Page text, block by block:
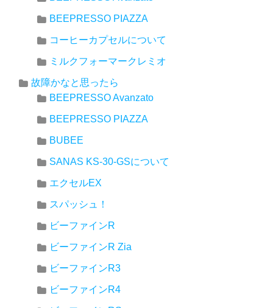
BEEPRESSO PIAZZA
コーヒーカプセルについて
ミルクフォーマークレミオ
故障かなと思ったら
BEEPRESSO Avanzato
BEEPRESSO PIAZZA
BUBEE
SANAS KS-30-GSについて
エクセルEX
スパッシュ！
ビーファインR
ビーファインR Zia
ビーファインR3
ビーファインR4